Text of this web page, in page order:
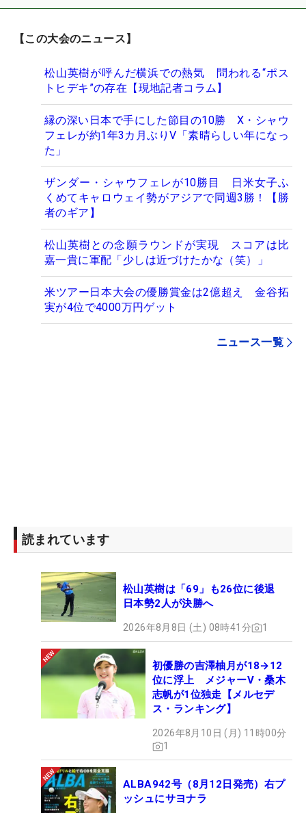
【この大会のニュース】
松山英樹が呼んだ横浜での熱気 問われる“ポス
トヒデキ”の存在【現地記者コラム】
縁の深い日本で手にした節目の10勝 X・シャウ
フェレが約1年3カ月ぶりV「素晴らしい年になっ
た」
ザンダー・シャウフェレが10勝目 日米女子ふ
くめてキャロウェイ勢がアジアで同週3勝！【勝
者のギア】
松山英樹との念願ラウンドが実現 スコアは比
嘉一貴に軍配「少しは近づけたかな（笑）」
米ツアー日本大会の優勝賞金は2億超え 金谷拓
実が4位で4000万円ゲット
ニュース一覧
読まれています
松山英樹は「69」も26位に後退
日本勢2人が決勝へ
2026年8月8日 (土) 08時41分 1
初優勝の吉澤柚月が18→12
位に浮上 メジャーV・桑木
志帆が1位独走【メルセデ
ス・ランキング】
2026年8月10日 (月) 11時00分
1
ALBA942号（8月12日発売）右プ
ッシュにサヨナラ